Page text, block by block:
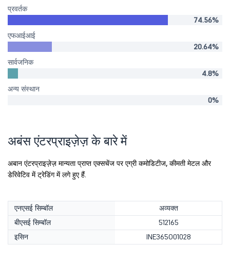
प्रवर्तक
74.56%
एफआईआई
20.64%
सार्वजनिक
4.8%
अन्य संस्थान
0%
अबंस एंटरप्राइज़ेज़ के बारे में
अबान एंटरप्राइज़ेज़ मान्यता प्राप्त एक्सचेंज पर एग्री कमोडिटीज, कीमती मेटल और
डेरिवेटिव में ट्रेडिंग में लगे हुए हैं.
एनएसई सिम्बॉल
अव्यक्त
बीएसई सिम्बॉल
512165
इसिन
INE365O01028